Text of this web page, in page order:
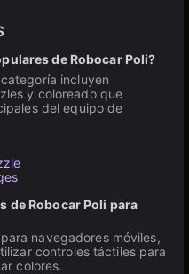
de Robocar Poli?
incluyen
y coloreado que
del equipo de
de Robocar Poli para
navegadores móviles,
controles táctiles para
colores.